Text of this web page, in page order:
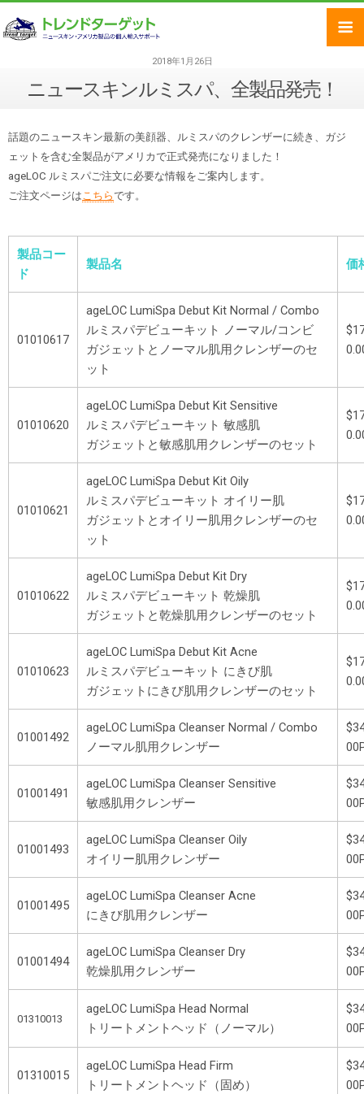
2018年1月26日
ニュースキンルミスパ、全製品発売！
話題のニュースキン最新の美顔器、ルミスパのクレンザーに続き、ガジ
ェットを含む全製品がアメリカで正式発売になりました！
ageLOC ルミスパご注文に必要な情報をご案内します。
ご注文ページはこちらです。
製品コー
ド
製品名 価
01010617
ageLOC LumiSpa Debut Kit Normal / Combo
ルミスパデビューキット ノーマル/コンビ
ガジェットとノーマル肌用クレンザーのセ
ット
01010620
ageLOC LumiSpa Debut Kit Sensitive
ルミスパデビューキット 敏感肌
ガジェットと敏感肌用クレンザーのセット
01010621
ageLOC LumiSpa Debut Kit Oily
ルミスパデビューキット オイリー肌
ガジェットとオイリー肌用クレンザーのセ
ット
01010622
ageLOC LumiSpa Debut Kit Dry
ルミスパデビューキット 乾燥肌
ガジェットと乾燥肌用クレンザーのセット
01010623
ageLOC LumiSpa Debut Kit Acne
ルミスパデビューキット にきび肌
ガジェットにきび肌用クレンザーのセット
01001492
ageLOC LumiSpa Cleanser Normal / Combo
ノーマル肌用クレンザー
01001491
ageLOC LumiSpa Cleanser Sensitive
敏感肌用クレンザー
01001493
ageLOC LumiSpa Cleanser Oily
オイリー肌用クレンザー
01001495
ageLOC LumiSpa Cleanser Acne
にきび肌用クレンザー
01001494
ageLOC LumiSpa Cleanser Dry
乾燥肌用クレンザー
01310013
ageLOC LumiSpa Head Normal
トリートメントヘッド（ノーマル）
01310015
ageLOC LumiSpa Head Firm
トリートメントヘッド（固め）